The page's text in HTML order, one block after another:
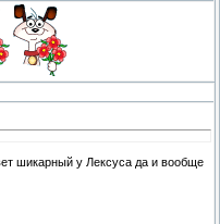
шикарный у Лексуса да и вообще